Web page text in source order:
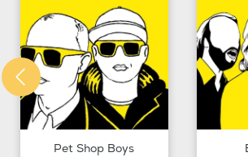
Pet Shop Boys